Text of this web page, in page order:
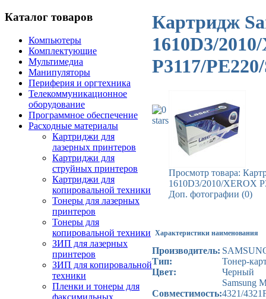
Каталог товаров
Компьютеры
Комплектующие
Мультимедиа
Манипуляторы
Периферия и оргтехника
Телекоммуникационное
оборудование
Программное обеспечение
Расходные материалы
Картриджи для
лазерных принтеров
Картриджи для
струйных принтеров
Картриджи для
копировальной техники
Тонеры для лазерных
принтеров
Тонеры для
копировальной техники
ЗИП для лазерных
принтеров
ЗИП для копировальной
техники
Пленки и тонеры для
факсимильных
Картридж
1610D3/
P3117/
Просмотр товара:
1610D3/2010/XEROX
Доп. фотографии (0)
Характеристики наименования
Производитель:
Тип:
Тонер-
Цвет:
Черный
Совместимость:
Samsung
4321/